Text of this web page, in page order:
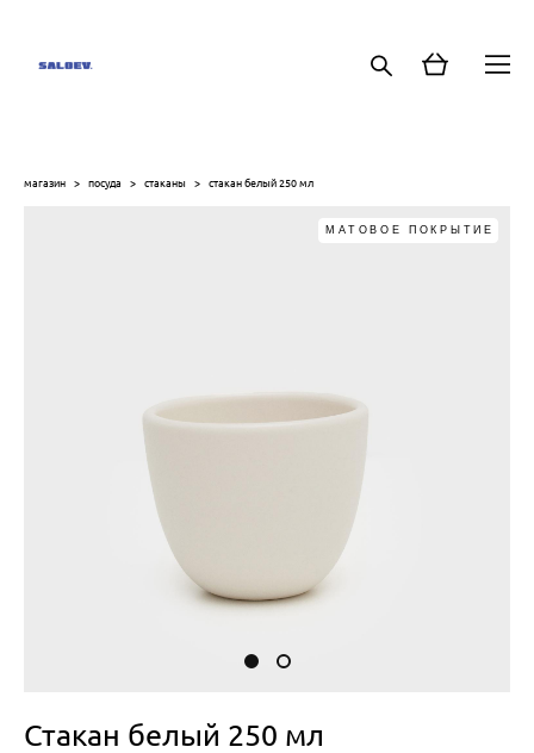
магазин > посуда > стаканы > стакан белый 250 мл
МАТОВОЕ ПОКРЫТИЕ
Стакан белый 250 мл